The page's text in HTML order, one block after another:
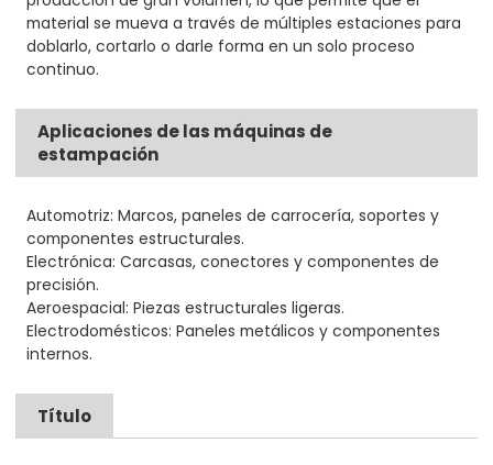
material se mueva a través de múltiples estaciones para
doblarlo, cortarlo o darle forma en un solo proceso
continuo.
Aplicaciones de las máquinas de
estampación
Automotriz: Marcos, paneles de carrocería, soportes y
componentes estructurales.
Electrónica: Carcasas, conectores y componentes de
precisión.
Aeroespacial: Piezas estructurales ligeras.
Electrodomésticos: Paneles metálicos y componentes
internos.
Título